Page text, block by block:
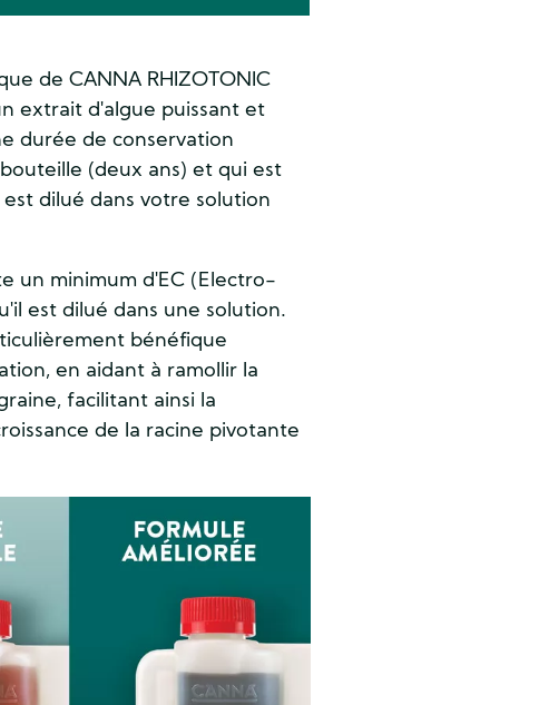
de CANNA RHIZOTONIC
extrait d'algue puissant et
durée de conservation
(deux ans) et qui est
dilué dans votre solution
un minimum d'EC (Electro-
est dilué dans une solution.
bénéfique
en aidant à ramollir la
facilitant ainsi la
de la racine pivotante